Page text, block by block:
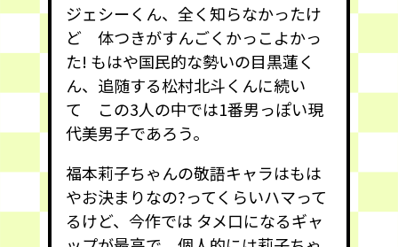
ジェシーくん、全く知らなかったけ
ど 体つきがすんごくかっこよかっ
た! もはや国民的な勢いの目黒蓮く
ん、追随する松村北斗くんに続い
て この3人の中では1番男っぽい現
代美男子であろう。
福本莉子ちゃんの敬語キャラはもは
やお決まりなの?ってくらいハマって
るけど、今作では タメ口になるギャ